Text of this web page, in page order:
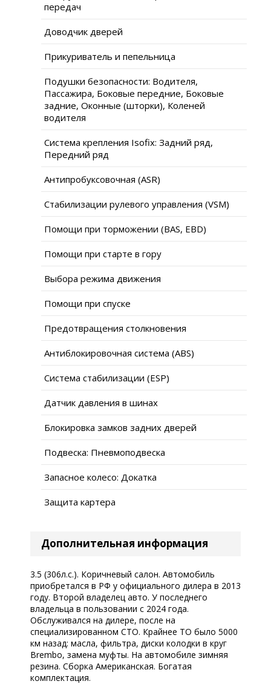
передач
Доводчик дверей
Прикуриватель и пепельница
Подушки безопасности: Водителя,
Пассажира, Боковые передние, Боковые
задние, Оконные (шторки), Коленей
водителя
Система крепления Isofix: Задний ряд,
Передний ряд
Антипробуксовочная (ASR)
Стабилизации рулевого управления (VSM)
Помощи при торможении (BAS, EBD)
Помощи при старте в гору
Выбора режима движения
Помощи при спуске
Предотвращения столкновения
Антиблокировочная система (ABS)
Система стабилизации (ESP)
Датчик давления в шинах
Блокировка замков задних дверей
Подвеска: Пневмоподвеска
Запасное колесо: Докатка
Защита картера
Дополнительная информация
3.5 (306л.с.). Коричневый салон. Автомобиль
приобретался в РФ у официального дилера в 2013
году. Второй владелец авто. У последнего
владельца в пользовании с 2024 года.
Обслуживался на дилере, после на
специализированном СТО. Крайнее ТО было 5000
км назад: масла, фильтра, диски колодки в круг
Brembo, замена муфты. На автомобиле зимняя
резина. Сборка Американская. Богатая
комплектация.